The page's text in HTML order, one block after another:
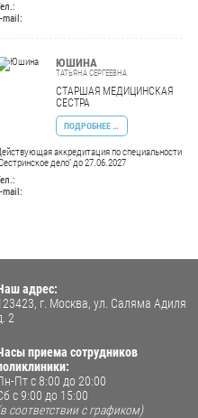
mail:
ЮШИНА
ТАТЬЯНА СЕРГЕЕВНА
СТАРШАЯ МЕДИЦИНСКАЯ
СЕСТРА
ПОДРОБНЕЕ …
аккредитация по специальности
дело" до 27.06.2027
mail:
адрес:
г. Москва, ул. Саляма Адиля
2
приема сотрудников
Пт с 8:00 до 20:00
с 9:00 до 15:00
соответствии с графиком)